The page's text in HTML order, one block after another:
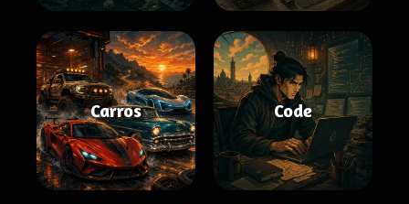
Carros Code